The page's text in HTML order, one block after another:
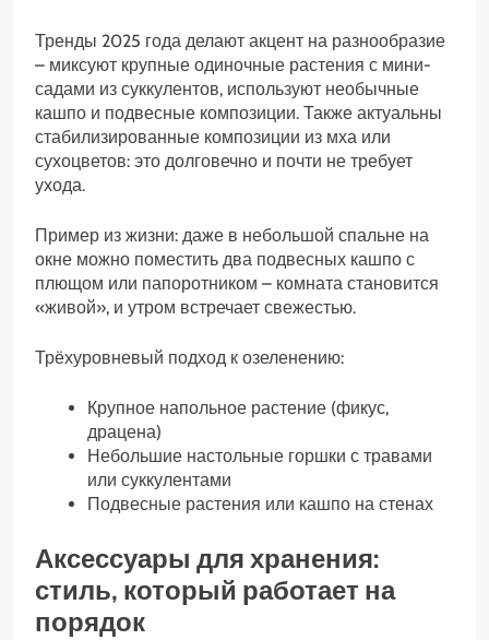
Тренды 2025 года делают акцент на разнообразие
– миксуют крупные одиночные растения с мини-
садами из суккулентов, используют необычные
кашпо и подвесные композиции. Также актуальны
стабилизированные композиции из мха или
сухоцветов: это долговечно и почти не требует
ухода.
Пример из жизни: даже в небольшой спальне на
окне можно поместить два подвесных кашпо с
плющом или папоротником – комната становится
«живой», и утром встречает свежестью.
Трёхуровневый подход к озеленению:
Крупное напольное растение (фикус,
драцена)
Небольшие настольные горшки с травами
или суккулентами
Подвесные растения или кашпо на стенах
Аксессуары для хранения:
стиль, который работает на
порядок